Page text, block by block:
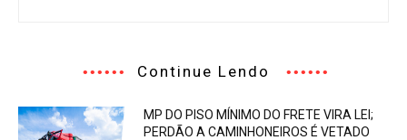
Continue Lendo
MP DO PISO MÍNIMO DO FRETE VIRA LEI;
PERDÃO A CAMINHONEIROS É VETADO